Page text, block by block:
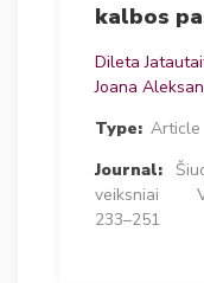
kalbos
Dileta
Joana
Type: Article
Journal:
veiksniai
233–251